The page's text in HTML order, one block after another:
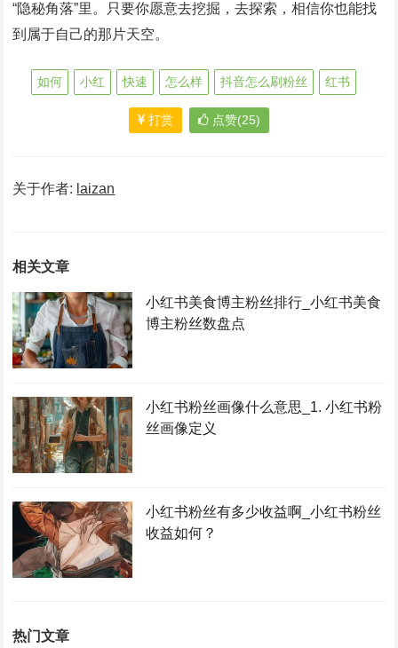
“隐秘角落”里。只要你愿意去挖掘，去探索，相信你也能找
到属于自己的那片天空。
如何 小红 快速 怎么样 抖音怎么刷粉丝 红书
打赏 点赞(25)
关于作者: laizan
相关文章
小红书美食博主粉丝排行_小红书美食
博主粉丝数盘点
小红书粉丝画像什么意思_1. 小红书粉
丝画像定义
小红书粉丝有多少收益啊_小红书粉丝
收益如何？
热门文章